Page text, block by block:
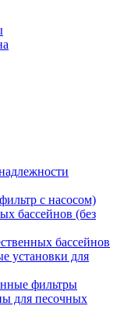
с насосом)
бассейнов (без
бассейнов
установки для
фильтры
для песочных